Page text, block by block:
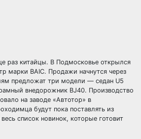
раз китайцы. В Подмосковье открылся
марки BAIC. Продажи начнутся через
предложат три модели — седан U5
внедорожник BJ40. Производство
на заводе «Автотор» в
будут пока поставлять из
список новинок, которые готовит